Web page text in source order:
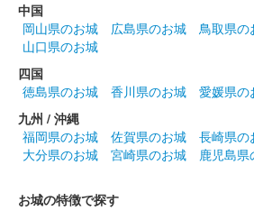
中国
岡山県のお城
広島県のお城 鳥取県の
山口県のお城
四国
徳島県のお城
香川県のお城 愛媛県の
九州 / 沖縄
福岡県のお城
佐賀県のお城 長崎県の
大分県のお城
宮崎県のお城 鹿児島県
お城の特徴で探す